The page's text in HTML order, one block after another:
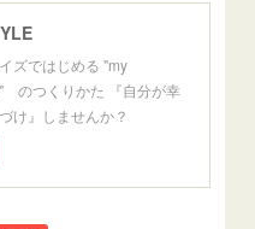
ズではじめる "my
つくりかた 『自分が幸
け』しませんか？